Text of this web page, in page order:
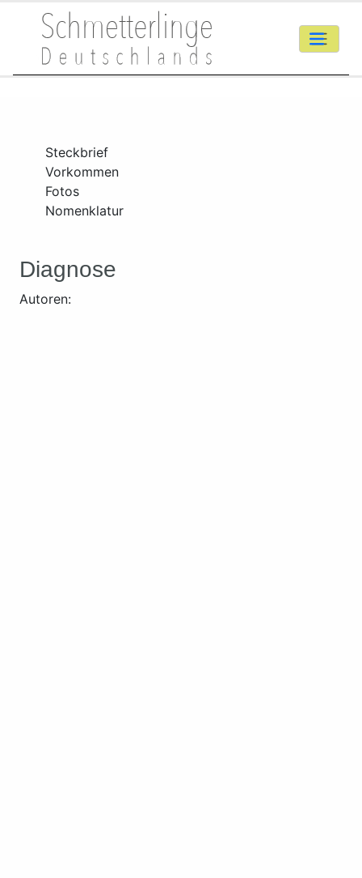
Steckbrief
Vorkommen
Fotos
Nomenklatur
Diagnose
Autoren: